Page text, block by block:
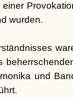
wurden.
und